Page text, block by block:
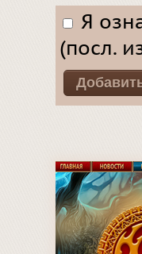
Я
(посл.